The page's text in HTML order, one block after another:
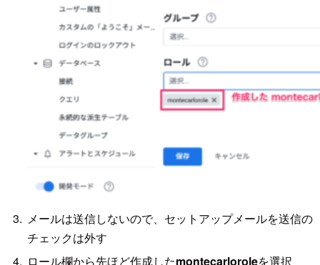
メールは送信しないので、セットアップメールを送信の
チェックは外す
ロール欄から先ほど作成したmontecarloroleを選択